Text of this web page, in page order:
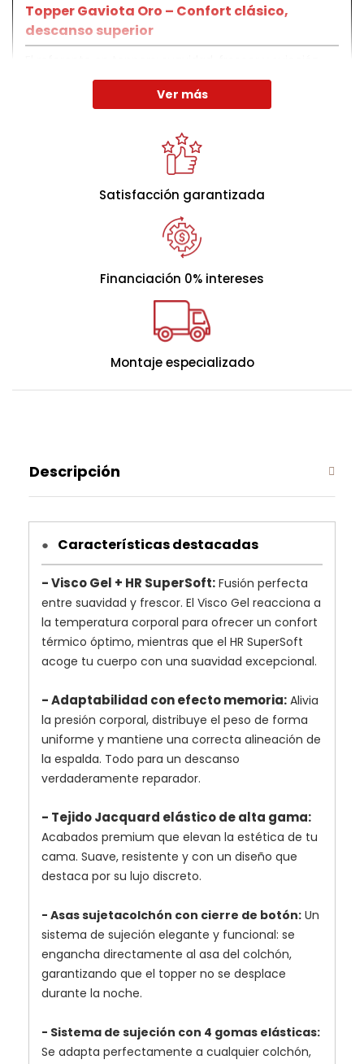
Topper Gaviota Oro – Confort clásico,
descanso superior
Tecnología y Sensación
El Topper Gaviota Oro está diseñado para quienes
buscan una mejora notable en el confort de su
colchón sin renunciar a la elegancia y la tecnología del
descanso. Su combinación de materiales premium, su
diseño sofisticado y su efecto nube lo convierten en
una opción clásica pero innovadora, ideal para
transformar tus noches.
Ver más
Satisfacción garantizada
Financiación 0% intereses
Montaje especializado
Descripción
● Características destacadas
- Visco Gel + HR SuperSoft: Fusión perfecta
entre suavidad y frescor. El Visco Gel reacciona a
la temperatura corporal para ofrecer un confort
térmico óptimo, mientras que el HR SuperSoft
acoge tu cuerpo con una suavidad excepcional.
- Adaptabilidad con efecto memoria: Alivia
la presión corporal, distribuye el peso de forma
uniforme y mantiene una correcta alineación de
la espalda. Todo para un descanso
verdaderamente reparador.
- Tejido Jacquard elástico de alta gama:
Acabados premium que elevan la estética de tu
cama. Suave, resistente y con un diseño que
destaca por su lujo discreto.
- Asas sujetacolchón con cierre de botón: Un
sistema de sujeción elegante y funcional: se
engancha directamente al asa del colchón,
garantizando que el topper no se desplace
durante la noche.
- Sistema de sujeción con 4 gomas elásticas:
Se adapta perfectamente a cualquier colchón,